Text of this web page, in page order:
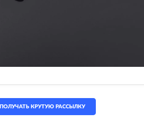
ПОЛУЧАТЬ КРУТУЮ РАССЫЛКУ